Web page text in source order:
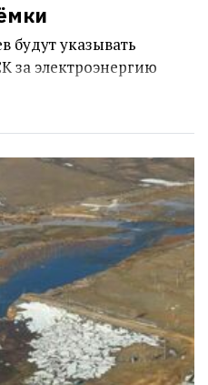
будут указывать
за электроэнергию